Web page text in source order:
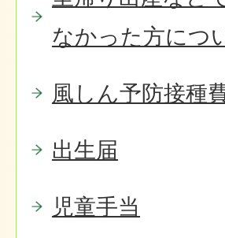
なかった方につ
風しん予防接種
出生届
児童手当